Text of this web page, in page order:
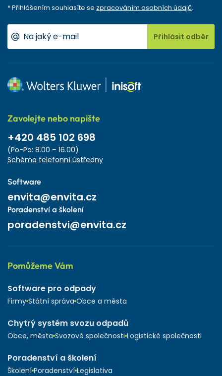
* Přihlášením souhlasíte se zpracováním osobních údajů.
Přihlásit odběr
Zavolejte nebo napište
+420 485 102 698
(Po-Pa: 8.00 – 16.00)
Schéma telefonní ústředny
Software
envita@envita.cz
Poradenství a školení
poradenstvi@envita.cz
Pomůžeme Vám
Software pro odpady
Firmy Státní správa Obce a města
Chytrý systém svozu odpadů
Obce, města Svozové společnosti Logistické společnosti
Poradenství a školení
Školení Poradenství Legislativa